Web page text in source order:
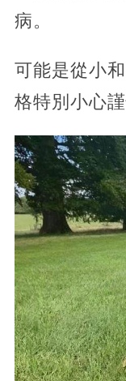
病。
可能是從小
格特別小心謹